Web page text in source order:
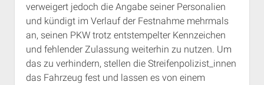
verweigert jedoch die Angabe seiner Personalien
und kündigt im Verlauf der Festnahme mehrmals
an, seinen PKW trotz entstempelter Kennzeichen
und fehlender Zulassung weiterhin zu nutzen. Um
das zu verhindern, stellen die Streifenpolizist_innen
das Fahrzeug fest und lassen es von einem